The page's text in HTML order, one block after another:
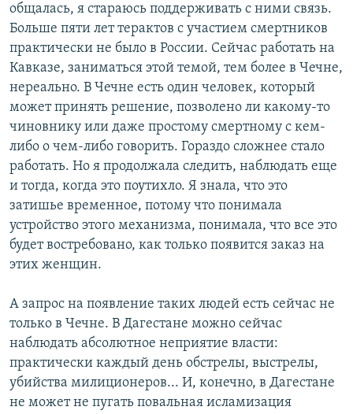
общалась, я стараюсь поддерживать с ними связь.
Больше пяти лет терактов с участием смертников
практически не было в России. Сейчас работать на
Кавказе, заниматься этой темой, тем более в Чечне,
нереально. В Чечне есть один человек, который
может принять решение, позволено ли какому-то
чиновнику или даже простому смертному с кем-
либо о чем-либо говорить. Гораздо сложнее стало
работать. Но я продолжала следить, наблюдать еще
и тогда, когда это поутихло. Я знала, что это
затишье временное, потому что понимала
устройство этого механизма, понимала, что все это
будет востребовано, как только появится заказ на
этих женщин.
А запрос на появление таких людей есть сейчас не
только в Чечне. В Дагестане можно сейчас
наблюдать абсолютное неприятие власти:
практически каждый день обстрелы, выстрелы,
убийства милиционеров... И, конечно, в Дагестане
не может не пугать повальная исламизация